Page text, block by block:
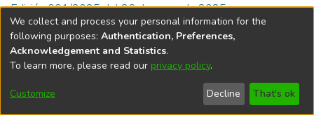
Edición 001/2025 del 26 de mayo de 2025
Universidad Nacional de Córdoba
We collect and process your personal information for the
following purposes: Authentication, Preferences,
Acknowledgement and Statistics.
To learn more, please read our privacy policy.
Customize Decline That's ok